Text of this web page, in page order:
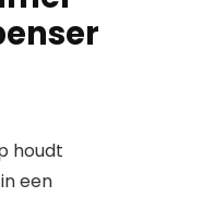
houdt
een